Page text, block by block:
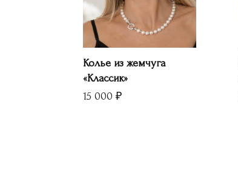
Колье из жемчуга
«Классик»
15 000₽